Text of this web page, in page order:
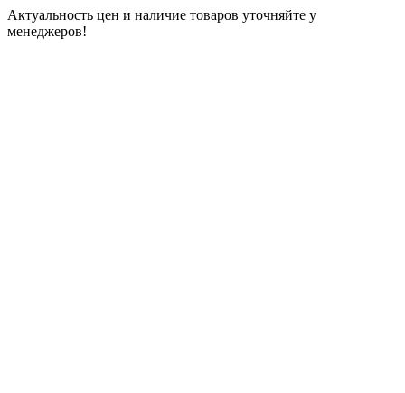
Актуальность цен и наличие товаров уточняйте у
менеджеров!